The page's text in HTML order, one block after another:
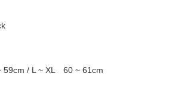
/ L ~ XL 60 ~ 61cm